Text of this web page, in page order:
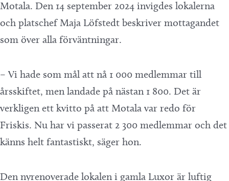
Motala. Den 14 september 2024 invigdes lokalerna
och platschef Maja Löfstedt beskriver mottagandet
som över alla förväntningar.
– Vi hade som mål att nå 1 000 medlemmar till
årsskiftet, men landade på nästan 1 800. Det är
verkligen ett kvitto på att Motala var redo för
Friskis. Nu har vi passerat 2 300 medlemmar och det
känns helt fantastiskt, säger hon.
Den nyrenoverade lokalen i gamla Luxor är luftig